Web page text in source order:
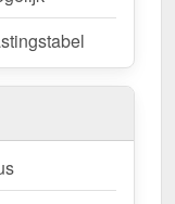
Dak | Anti-
met 10 jaar
- bestel
uitgezonderd